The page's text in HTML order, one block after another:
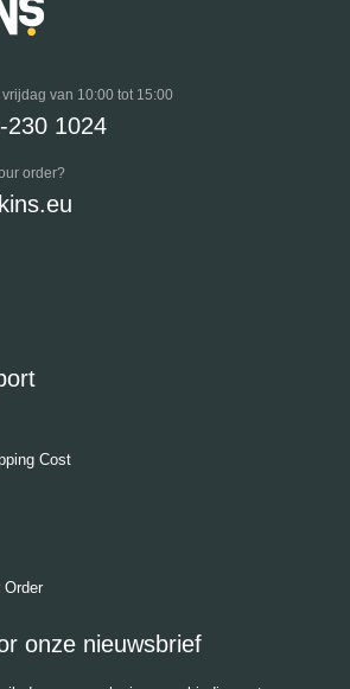
van 10:00 tot 15:00
230 1024
order?
Cost
Order
onze nieuwsbrief